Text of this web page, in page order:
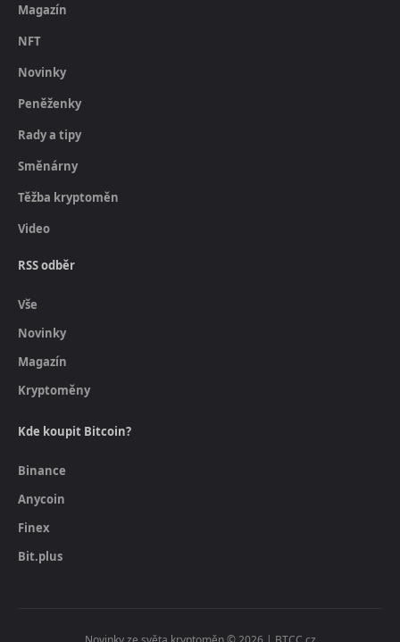
Magazín
NFT
Novinky
Peněženky
Rady a tipy
Směnárny
Těžba kryptoměn
Video
RSS odběr
Vše
Novinky
Magazín
Kryptoměny
Kde koupit Bitcoin?
Binance
Anycoin
Finex
Bit.plus